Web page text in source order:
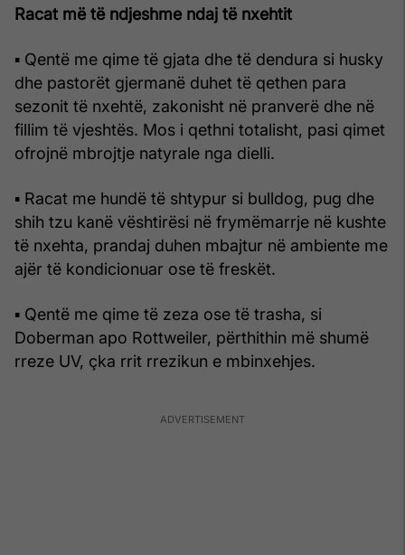
Racat më të ndjeshme ndaj të nxehtit
▪ Qentë me qime të gjata dhe të dendura si husky
dhe pastorët gjermanë duhet të qethen para
sezonit të nxehtë, zakonisht në pranverë dhe në
fillim të vjeshtës. Mos i qethni totalisht, pasi qimet
ofrojnë mbrojtje natyrale nga dielli.
▪ Racat me hundë të shtypur si bulldog, pug dhe
shih tzu kanë vështirësi në frymëmarrje në kushte
të nxehta, prandaj duhen mbajtur në ambiente me
ajër të kondicionuar ose të freskët.
▪ Qentë me qime të zeza ose të trasha, si
Doberman apo Rottweiler, përthithin më shumë
rreze UV, çka rrit rrezikun e mbinxehjes.